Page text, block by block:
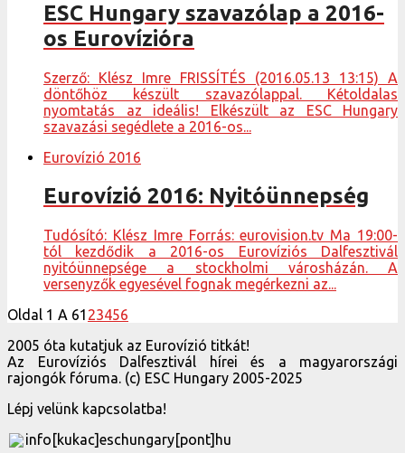
ESC Hungary szavazólap a 2016-
os Eurovízióra
Szerző: Klész Imre FRISSÍTÉS (2016.05.13 13:15) A
döntőhöz készült szavazólappal. Kétoldalas
nyomtatás az ideális! Elkészült az ESC Hungary
szavazási segédlete a 2016-os...
Eurovízió 2016
Eurovízió 2016: Nyitóünnepség
Tudósító: Klész Imre Forrás: eurovision.tv Ma 19:00-
tól kezdődik a 2016-os Eurovíziós Dalfesztivál
nyitóünnepsége a stockholmi városházán. A
versenyzők egyesével fognak megérkezni az...
Oldal 1 A 61 23456
2005 óta kutatjuk az Eurovízió titkát!
Az Eurovíziós Dalfesztivál hírei és a magyarországi
rajongók fóruma. (c) ESC Hungary 2005-2025
Lépj velünk kapcsolatba!
info[kukac]eschungary[pont]hu